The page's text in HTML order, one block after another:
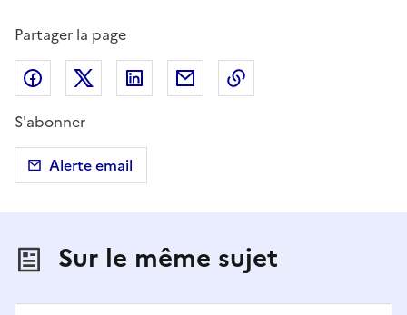
Partager la page
Partager sur Facebook
Partager sur X (anciennement Twitter)
Partager sur LinkedIn
Partager par email
S'abonner
Alerte email
Sur le même sujet